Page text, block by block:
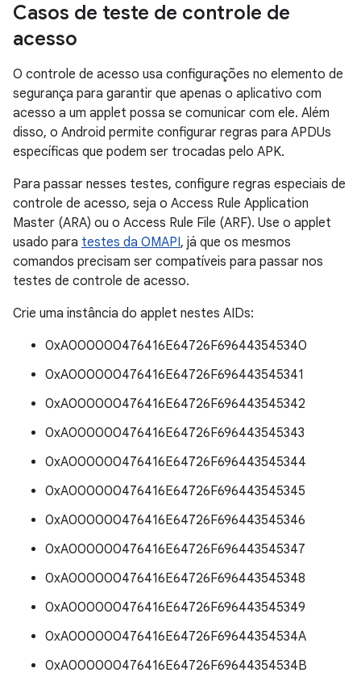
Casos de teste de controle de
acesso
O controle de acesso usa configurações no elemento de
segurança para garantir que apenas o aplicativo com
acesso a um applet possa se comunicar com ele. Além
disso, o Android permite configurar regras para APDUs
específicas que podem ser trocadas pelo APK.
Para passar nesses testes, configure regras especiais de
controle de acesso, seja o Access Rule Application
Master (ARA) ou o Access Rule File (ARF). Use o applet
usado para testes da OMAPI, já que os mesmos
comandos precisam ser compatíveis para passar nos
testes de controle de acesso.
Crie uma instância do applet nestes AIDs:
0xA000000476416E64726F696443545340
0xA000000476416E64726F696443545341
0xA000000476416E64726F696443545342
0xA000000476416E64726F696443545343
0xA000000476416E64726F696443545344
0xA000000476416E64726F696443545345
0xA000000476416E64726F696443545346
0xA000000476416E64726F696443545347
0xA000000476416E64726F696443545348
0xA000000476416E64726F696443545349
0xA000000476416E64726F69644354534A
0xA000000476416E64726F69644354534B